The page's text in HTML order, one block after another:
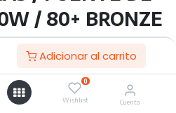
Adicionar al carrito
0
Wishlist Cuenta
/ 80+ BRONZE
4+4 PIN, 4X PCI-
KCAS de 800W con